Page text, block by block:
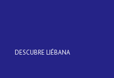
DESCUBRE LIÉBANA